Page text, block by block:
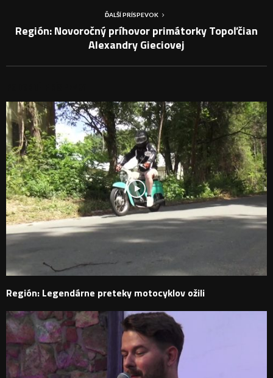
ĎALŠÍ PRÍSPEVOK
Región: Novoročný príhovor primátorky Topoľčian
Alexandry Gieciovej
Región: Legendárne preteky motocyklov ožili